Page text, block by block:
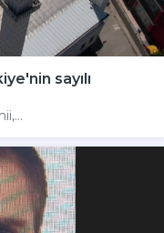
sayılı